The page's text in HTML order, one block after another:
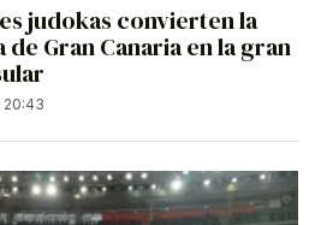
judokas convierten la
Gran Canaria en la gran
20:43